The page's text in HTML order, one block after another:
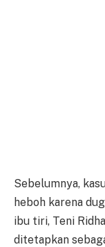
Sebelumnya,
heboh karena
ibu tiri, Teni
ditetapkan